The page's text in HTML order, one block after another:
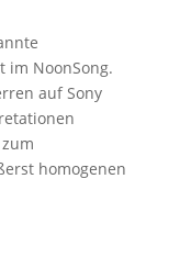
im NoonSong.
auf Sony
homogenen